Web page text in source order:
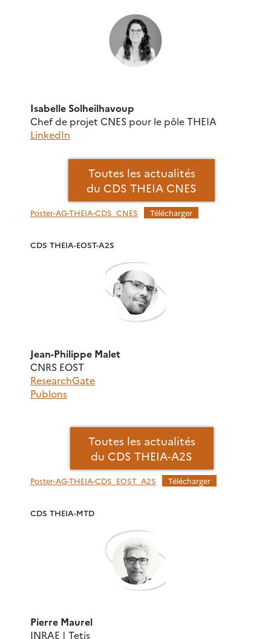
Isabelle Solheilhavoup
Chef de projet CNES pour le pôle THEIA
LinkedIn
Toutes les actualités
du CDS THEIA CNES
Poster-AG-THEIA-CDS_CNES Télécharger
CDS THEIA-EOST-A2S
Jean-Philippe Malet
CNRS EOST
ResearchGate
Publons
Toutes les actualités
du CDS THEIA-A2S
Poster-AG-THEIA-CDS_EOST_A2S Télécharger
CDS THEIA-MTD
Pierre Maurel
INRAE | Tetis